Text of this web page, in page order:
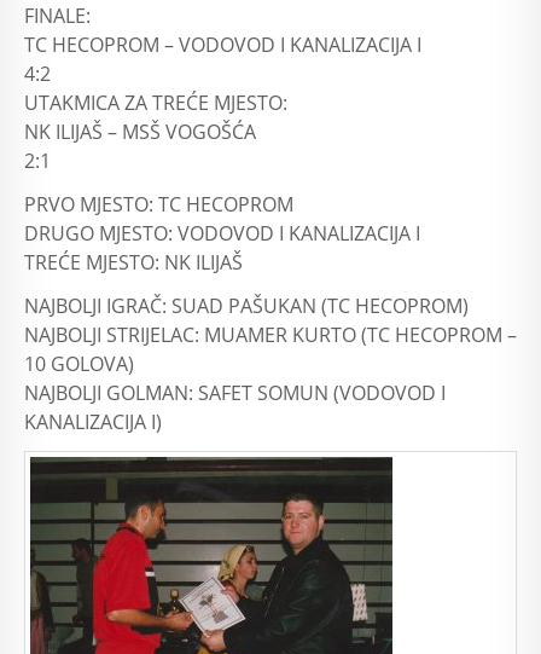
FINALE:
TC HECOPROM – VODOVOD I KANALIZACIJA I
4:2
UTAKMICA ZA TREĆE MJESTO:
NK ILIJAŠ – MSŠ VOGOŠĆA
2:1
PRVO MJESTO: TC HECOPROM
DRUGO MJESTO: VODOVOD I KANALIZACIJA I
TREĆE MJESTO: NK ILIJAŠ
NAJBOLJI IGRAČ: SUAD PAŠUKAN (TC HECOPROM)
NAJBOLJI STRIJELAC: MUAMER KURTO (TC HECOPROM –
10 GOLOVA)
NAJBOLJI GOLMAN: SAFET SOMUN (VODOVOD I
KANALIZACIJA I)